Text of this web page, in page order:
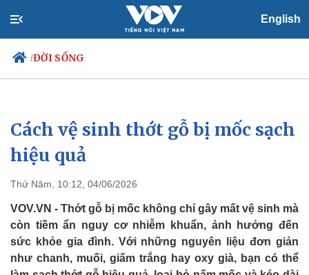
English
/ĐỜI SỐNG
Chính trị
Đảng
Tổ chức nhân sự
Nhận diện sự thật
Xã hội
Việc làm
Biển đảo
Cách vệ sinh thớt gỗ bị mốc sạch
hiệu quả
Thứ Năm, 10:12, 04/06/2026
VOV.VN - Thớt gỗ bị mốc không chỉ gây mất vệ sinh mà
còn tiềm ẩn nguy cơ nhiễm khuẩn, ảnh hưởng đến
sức khỏe gia đình. Với những nguyên liệu đơn giản
như chanh, muối, giấm trắng hay oxy già, bạn có thể